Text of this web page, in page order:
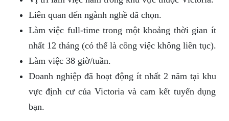
Liên quan đến ngành nghề đã chọn.
Làm việc full-time trong một khoảng thời gian ít
nhất 12 tháng (có thể là công việc không liên tục).
Làm việc 38 giờ/tuần.
Doanh nghiệp đã hoạt động ít nhất 2 năm tại khu
vực định cư của Victoria và cam kết tuyển dụng
bạn.